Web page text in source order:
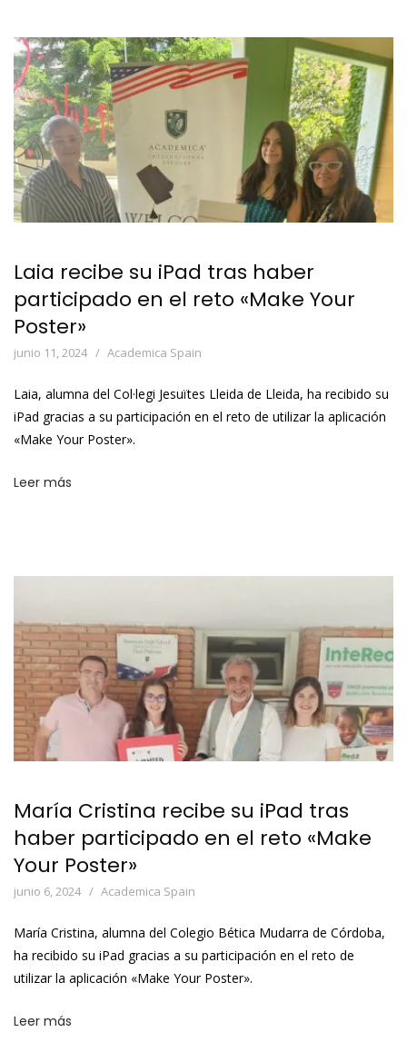
Laia recibe su iPad tras haber
participado en el reto «Make Your
Poster»
junio 11, 2024 Academica Spain
Laia, alumna del Col·legi Jesuïtes Lleida de Lleida, ha recibido su
iPad gracias a su participación en el reto de utilizar la aplicación
«Make Your Poster».
Leer más
María Cristina recibe su iPad tras
haber participado en el reto «Make
Your Poster»
junio 6, 2024 Academica Spain
María Cristina, alumna del Colegio Bética Mudarra de Córdoba,
ha recibido su iPad gracias a su participación en el reto de
utilizar la aplicación «Make Your Poster».
Leer más